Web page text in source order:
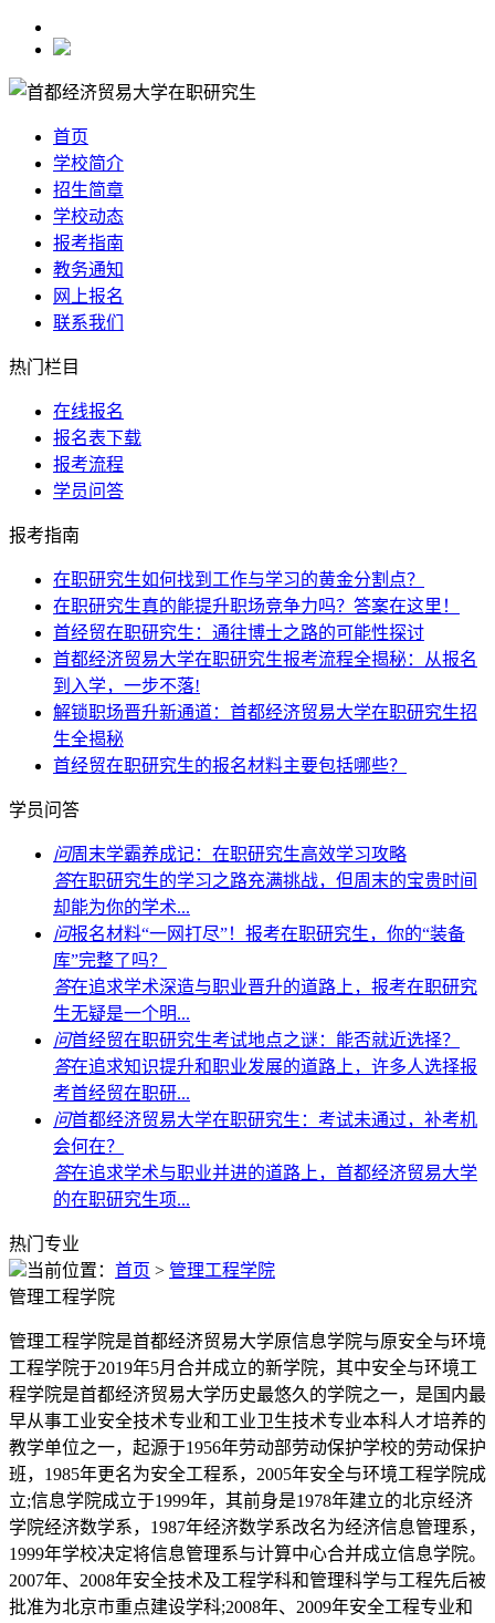
首页
学校简介
招生简章
学校动态
报考指南
教务通知
网上报名
联系我们
热门栏目
在线报名
报名表下载
报考流程
学员问答
报考指南
在职研究生如何找到工作与学习的黄金分割点？
在职研究生真的能提升职场竞争力吗？答案在这里！
首经贸在职研究生：通往博士之路的可能性探讨
首都经济贸易大学在职研究生报考流程全揭秘：从报名
到入学，一步不落!
解锁职场晋升新通道：首都经济贸易大学在职研究生招
生全揭秘
首经贸在职研究生的报名材料主要包括哪些？
学员问答
问周末学霸养成记：在职研究生高效学习攻略
答在职研究生的学习之路充满挑战，但周末的宝贵时间
却能为你的学术...
问报名材料“一网打尽”！报考在职研究生，你的“装备
库”完整了吗？
答在追求学术深造与职业晋升的道路上，报考在职研究
生无疑是一个明...
问首经贸在职研究生考试地点之谜：能否就近选择？
答在追求知识提升和职业发展的道路上，许多人选择报
考首经贸在职研...
问首都经济贸易大学在职研究生：考试未通过，补考机
会何在？
答在追求学术与职业并进的道路上，首都经济贸易大学
的在职研究生项...
热门专业
当前位置： 首页 > 管理工程学院
管理工程学院
管理工程学院是首都经济贸易大学原信息学院与原安全与环境
工程学院于2019年5月合并成立的新学院，其中安全与环境工
程学院是首都经济贸易大学历史最悠久的学院之一，是国内最
早从事工业安全技术专业和工业卫生技术专业本科人才培养的
教学单位之一，起源于1956年劳动部劳动保护学校的劳动保护
班，1985年更名为安全工程系，2005年安全与环境工程学院成
立;信息学院成立于1999年，其前身是1978年建立的北京经济
学院经济数学系，1987年经济数学系改名为经济信息管理系，
1999年学校决定将信息管理系与计算中心合并成立信息学院。
2007年、2008年安全技术及工程学科和管理科学与工程先后被
批准为北京市重点建设学科;2008年、2009年安全工程专业和